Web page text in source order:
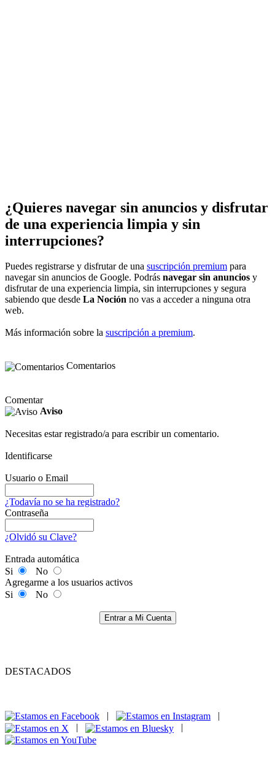
¿Quieres navegar sin anuncios y disfrutar
de una experiencia limpia y sin
interrupciones?
Puedes registrarse y disfrutar de una suscripción premium para
navegar sin anuncios de Google. Podrás navegar sin anuncios y
disfrutar de una experiencia limpia, sin interrupciones y segura
sabiendo que desde La Noción no vas a acceder a ninguna otra
web.
Más información sobre la suscripción a premium.
Comentarios
Comentar
Aviso
Necesitas estar registrado/a para escribir un comentario.
Identificarse
Usuario o Email
¿Todavía no se ha registrado?
Contraseña
¿Olvidó su Clave?
Entrada automática
Si
No
Agregarme a los usuarios activos
Si
No
Entrar a Mi Cuenta
DESTACADOS
|
|
|
|